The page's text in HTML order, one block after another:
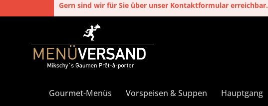
Gern sind wir für Sie über unser Kontaktformular erreichbar.
Gourmet-Menüs Vorspeisen & Suppen Hauptgang